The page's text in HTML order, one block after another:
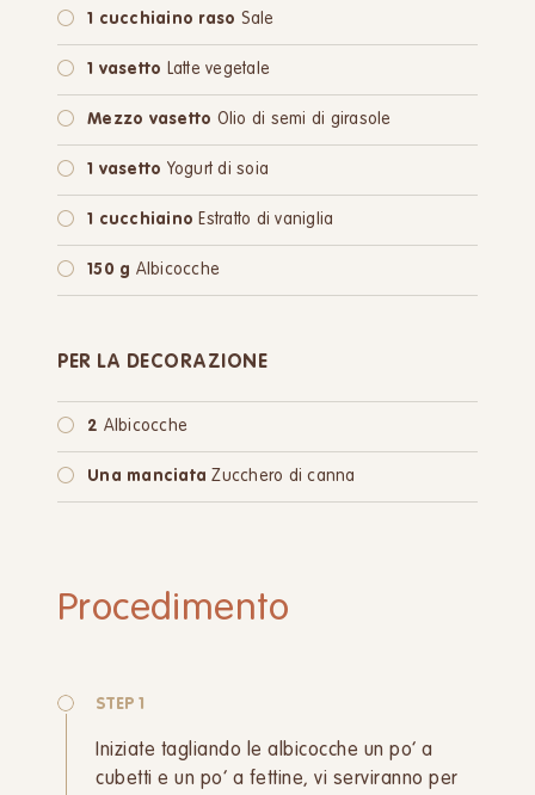
1 cucchiaino raso Sale
1 vasetto Latte vegetale
Mezzo vasetto Olio di semi di girasole
1 vasetto Yogurt di soia
1 cucchiaino Estratto di vaniglia
150 g Albicocche
PER LA DECORAZIONE
2 Albicocche
Una manciata Zucchero di canna
Procedimento
STEP 1
Iniziate tagliando le albicocche un po’ a
cubetti e un po’ a fettine, vi serviranno per